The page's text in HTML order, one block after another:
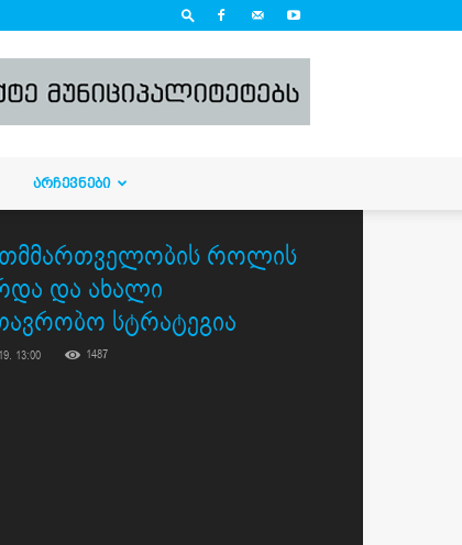
ᲐᲠᲩᲔᲕᲜᲔᲑᲘ
როლის
და ახალი
სტრატეგია
13:00 1487